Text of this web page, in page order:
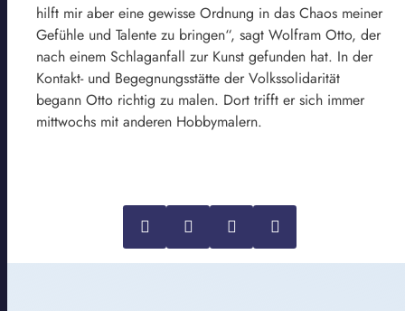
hilft mir aber eine gewisse Ordnung in das Chaos meiner
Gefühle und Talente zu bringen“, sagt Wolfram Otto, der
nach einem Schlaganfall zur Kunst gefunden hat. In der
Kontakt- und Begegnungsstätte der Volkssolidarität
begann Otto richtig zu malen. Dort trifft er sich immer
mittwochs mit anderen Hobbymalern.